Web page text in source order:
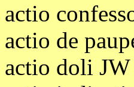
actio
actio de
actio doli